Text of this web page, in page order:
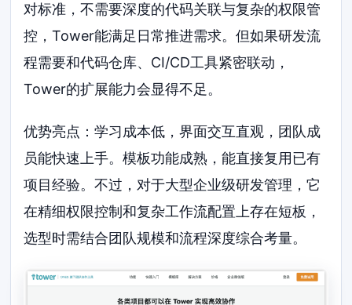
对标准，不需要深度的代码关联与复杂的权限管
控，Tower能满足日常推进需求。但如果研发流
程需要和代码仓库、CI/CD工具紧密联动，
Tower的扩展能力会显得不足。
优势亮点：学习成本低，界面交互直观，团队成
员能快速上手。模板功能成熟，能直接复用已有
项目经验。不过，对于大型企业级研发管理，它
在精细权限控制和复杂工作流配置上存在短板，
选型时需结合团队规模和流程深度综合考量。